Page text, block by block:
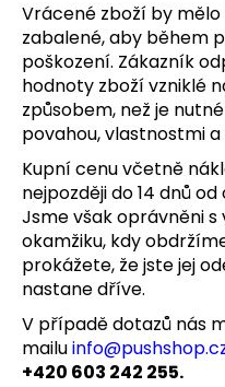
Vrácené zboží by
zabalené, aby během
poškození. Zákazník
hodnoty zboží vzniklé
způsobem, než je
povahou, vlastnostmi
Kupní cenu včetně
nejpozději do 14 dnů
Jsme však oprávněni
okamžiku, kdy
prokážete, že jste jej
nastane dříve.
V případě dotazů nás
mailu
+420 603 242 255.
D
o
p
o
r
u
č
u
j
e
m
e